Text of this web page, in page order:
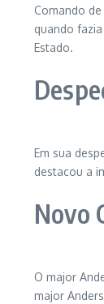
Comando
quando
Estado.
Em sua
destacou a
Novo
O major
major